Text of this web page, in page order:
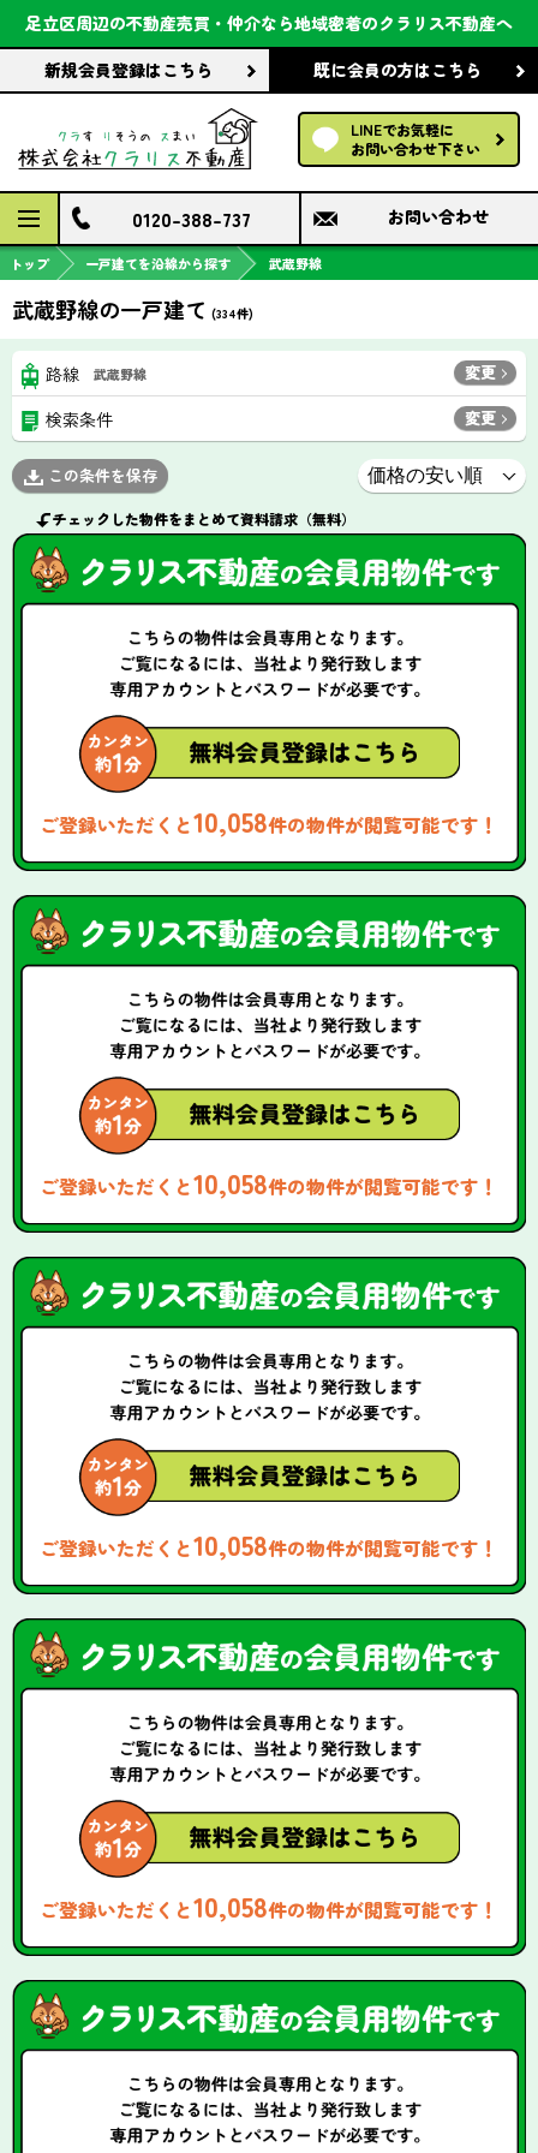
足立区周辺の不動産売買・仲介なら地域密着のクラリス不動産へ
新規会員登録はこちら 既に会員の方はこちら
LINEでお気軽に
お問い合わせ下さい
会社案内
前回の履歴で探す
保存した条件で探す
検討中の物件
0120-388-737 お問い合わせ
トップ 一戸建てを沿線から探す 武蔵野線
武蔵野線の一戸建て (334件)
路線 武蔵野線 変更
検索条件 変更
この条件を保存
チェックした物件をまとめて資料請求（無料）
ご登録いただくと10,058件の物件が閲覧可能です！
ご登録いただくと10,058件の物件が閲覧可能です！
ご登録いただくと10,058件の物件が閲覧可能です！
ご登録いただくと10,058件の物件が閲覧可能です！